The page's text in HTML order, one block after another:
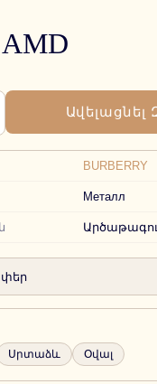
AMD
Ավելացնել
BURBERRY
Металл
Սրտաձև Օվալ